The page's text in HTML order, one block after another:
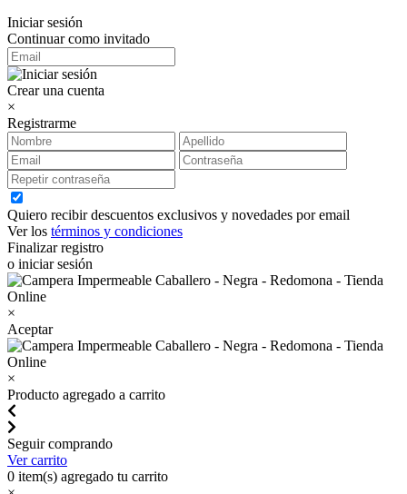
Iniciar sesión
Continuar como invitado
Crear una cuenta
×
Registrarme
Quiero recibir descuentos exclusivos y novedades por email
Ver los términos y condiciones
Finalizar registro
o iniciar sesión
×
Aceptar
×
Producto agregado a carrito
Seguir comprando
Ver carrito
0 item(s) agregado tu carrito